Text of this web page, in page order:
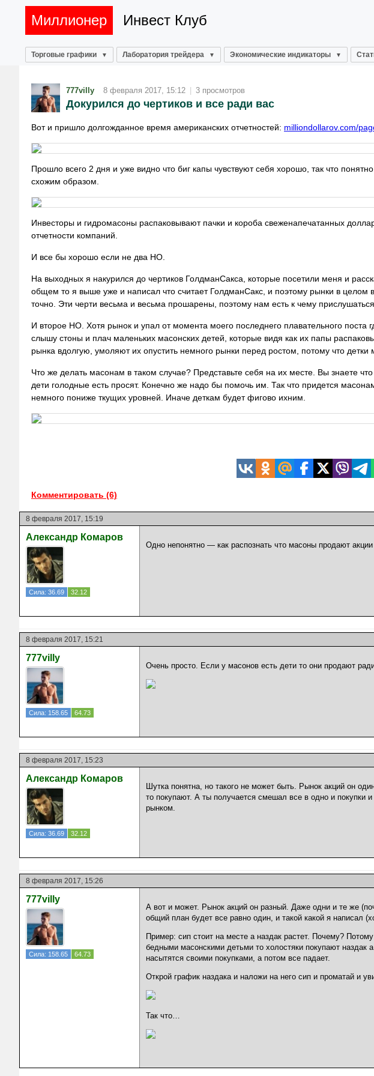
Миллионер Инвест Клуб
Торговые графики Лаборатория трейдера Экономические индикаторы
777villy 8 февраля 2017, 15:12 | 3 просмотров
Докурился до чертиков и все ради вас
Вот и пришло долгожданное время американских отчетностей: milliondollarov.com/
Прошло всего 2 дня и уже видно что биг капы чувствуют себя хорошо, так что
схожим образом.
Инвесторы и гидромасоны распаковывают пачки и короба свеженапечатанных
отчетности компаний.
И все бы хорошо если не два НО.
На выходных я накурился до чертиков ГолдманСакса, которые посетили меня и
общем то я выше уже и написал что считает ГолдманСакс, и поэтому рынки в целом
точно. Эти черти весьма и весьма прошарены, поэтому нам есть к чему прислушаться.
И второе НО. Хотя рынок и упал от момента моего последнего плавательного поста
слышу стоны и плач маленьких масонских детей, которые видя как их папы
рынка вдолгую, умоляют их опустить немного рынки перед ростом, потому что детки
Что же делать масонам в таком случае? Представьте себя на их месте. Вы знаете
дети голодные есть просят. Конечно же надо бы помочь им. Так что придется
немного пониже ткущих уровней. Иначе деткам будет фигово ихним.
Комментировать (6)
8 февраля 2017, 15:19
Александр Комаров
Сила: 36.69 32.12
Одно непонятно — как распознать что масоны продают
8 февраля 2017, 15:21
777villy
Сила: 158.65 64.73
Очень просто. Если у масонов есть дети то они продают
8 февраля 2017, 15:23
Александр Комаров
Сила: 36.69 32.12
Шутка понятна, но такого не может быть. Рынок акций он
то покупают. А ты получается смешал все в одно и покупки
рынком.
8 февраля 2017, 15:26
777villy
Сила: 158.65 64.73
А вот и может. Рынок акций он разный. Даже одни и те же
общий план будет все равно один, и такой какой я написал
Пример: сип стоит на месте а наздак растет. Почему?
бедными масонскими детьми то холостяки покупают наздак
насытятся своими покупками, а потом все падает.
Открой график наздака и наложи на него сип и проматай и
Так что…